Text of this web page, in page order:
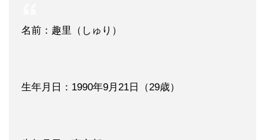
名前：趣里（しゅり）
生年月日：1990年9月21日（29歳）